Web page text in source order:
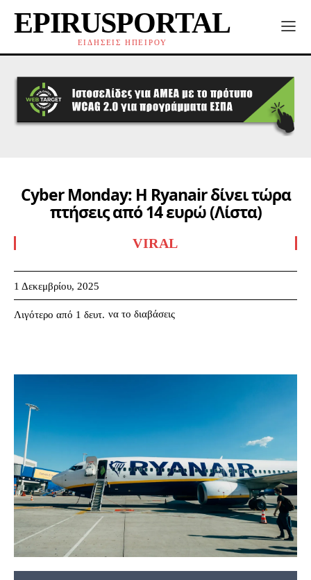
EPIRUSPORTAL
ΕΙΔΗΣΕΙΣ ΗΠΕΙΡΟΥ
Cyber Monday: Η Ryanair δίνει τώρα
πτήσεις από 14 ευρώ (Λίστα)
VIRAL
1 Δεκεμβρίου, 2025
Λιγότερο από 1 δευτ. να το διαβάσεις